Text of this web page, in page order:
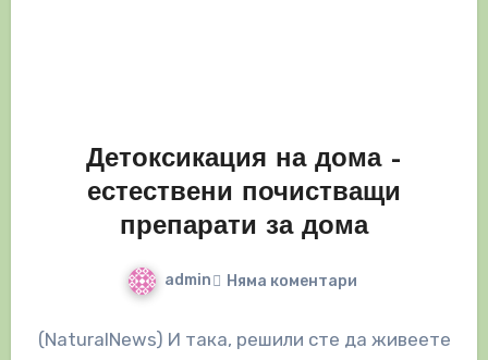
Детоксикация на дома –
естествени почистващи
препарати за дома
admin Няма коментари
(NaturalNews) И така, решили сте да живеете